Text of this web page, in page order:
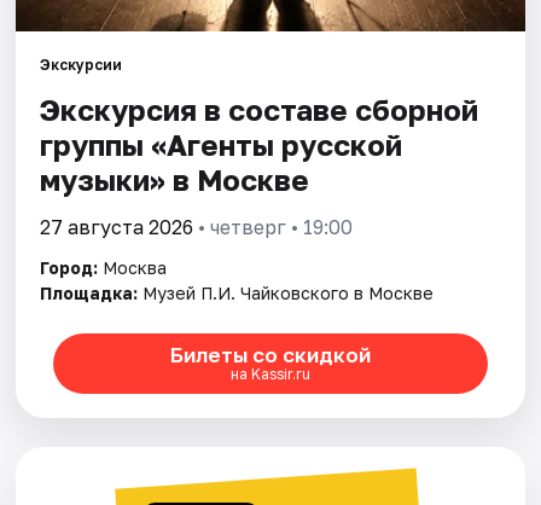
Экскурсии
Экскурсия в составе сборной
группы «Агенты русской
музыки» в Москве
27 августа 2026 • четверг • 19:00
Город: Москва
Площадка: Музей П.И. Чайковского в Москве
Билеты со скидкой
на Kassir.ru